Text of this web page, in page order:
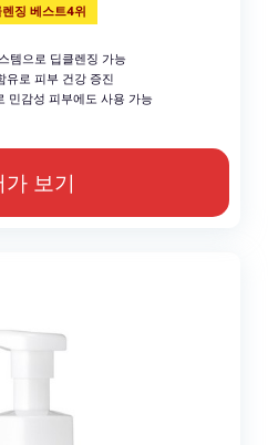
징 베스트4위
템으로 딥클렌징 가능
유로 피부 건강 증진
민감성 피부에도 사용 가능
가 보기